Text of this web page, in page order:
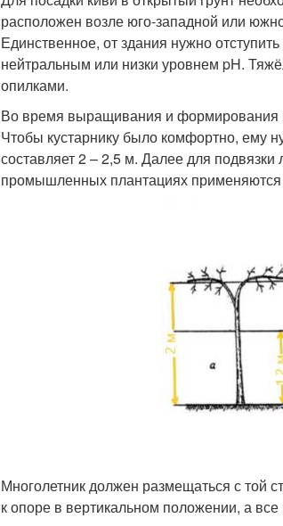
расположен возле юго-западной или
Единственное, от здания нужно
нейтральным или низки уровнем pH.
опилками.
Во время выращивания и формирования
Чтобы кустарнику было комфортно, ему
составляет 2 – 2,5 м. Далее для
промышленных плантациях
Многолетник должен размещаться с той
к опоре в вертикальном положении, а